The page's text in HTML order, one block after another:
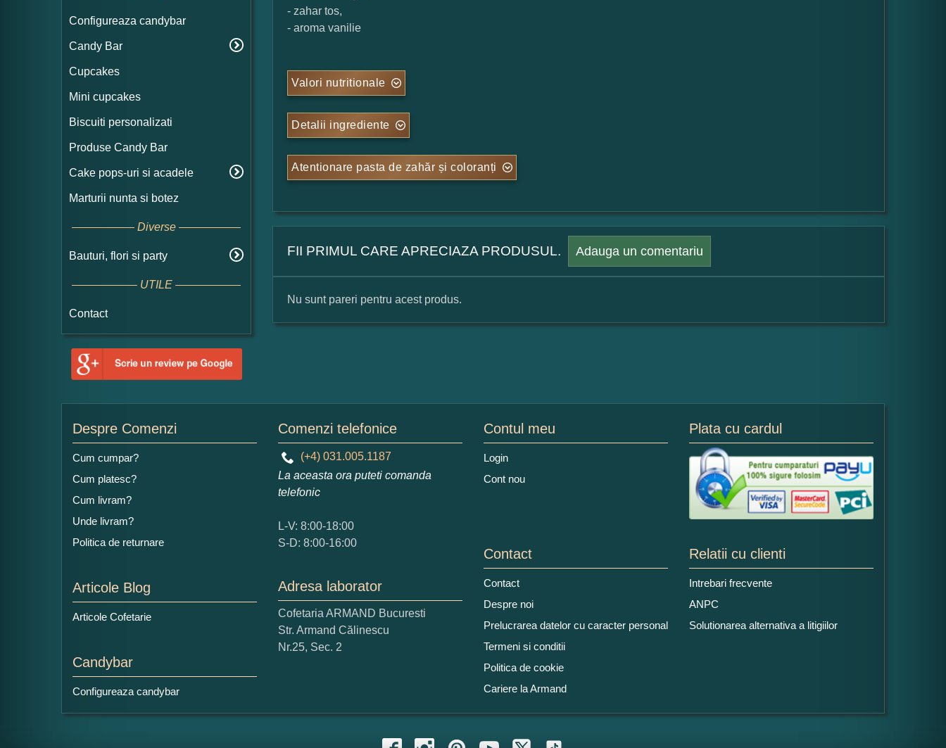
Configureaza candybar
Candy Bar
Cupcakes
Mini cupcakes
Biscuiti personalizati
Produse Candy Bar
Cake pops-uri si acadele
Marturii nunta si botez
Diverse
Bauturi, flori si party
UTILE
Contact
- zahar tos,
- aroma vanilie
Valori nutritionale
Detalii ingrediente
Atentionare pasta de zahăr și coloranți
FII PRIMUL CARE APRECIAZA PRODUSUL. Adauga un comentariu
Adaugati o parere despre acest produs:
Ce nota acordati acestui produs?
Nu tocmai bun
Copiati alaturi numarul din imagine:
Nu sunt pareri pentru acest produs.
Despre Comenzi
Cum cumpar?
Cum platesc?
Cum livram?
Unde livram?
Politica de returnare
Articole Blog
Articole Cofetarie
Candybar
Configureaza candybar
Comenzi telefonice
(+4) 031.005.1187
La aceasta ora puteti comanda
telefonic
L-V: 8:00-18:00
S-D: 8:00-16:00
Adresa laborator
Cofetaria ARMAND Bucuresti
Str. Armand Călinescu
Nr.25, Sec. 2
Contul meu
Login
Cont nou
Plata cu cardul
Contact
Contact
Despre noi
Prelucrarea datelor cu caracter personal
Termeni si conditii
Politica de cookie
Cariere la Armand
Relatii cu clienti
Intrebari frecvente
ANPC
Solutionarea alternativa a litigiilor